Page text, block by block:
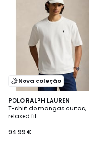
Nova coleção
POLO RALPH LAUREN
T-shirt de mangas curtas,
relaxed fit
94.99 €
5
/
5
3
Cores